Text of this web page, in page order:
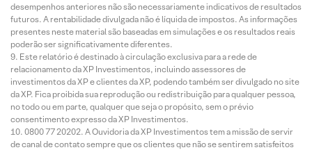
desempenhos anteriores não são necessariamente indicativos de resultados
futuros. A rentabilidade divulgada não é líquida de impostos. As informações
presentes neste material são baseadas em simulações e os resultados reais
poderão ser significativamente diferentes.
Este relatório é destinado à circulação exclusiva para a rede de
relacionamento da XP Investimentos, incluindo assessores de
investimentos da XP e clientes da XP, podendo também ser divulgado no site
da XP. Fica proibida sua reprodução ou redistribuição para qualquer pessoa,
no todo ou em parte, qualquer que seja o propósito, sem o prévio
consentimento expresso da XP Investimentos.
0800 77 20202. A Ouvidoria da XP Investimentos tem a missão de servir
de canal de contato sempre que os clientes que não se sentirem satisfeitos